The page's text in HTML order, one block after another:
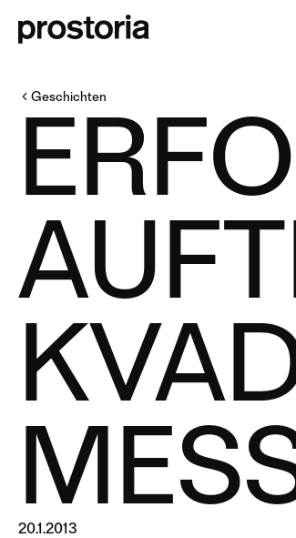
Geschichten
20.1.2013